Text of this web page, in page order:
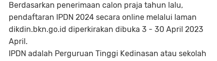
Berdasarkan penerimaan calon praja tahun lalu,
pendaftaran IPDN 2024 secara online melalui laman
dikdin.bkn.go.id diperkirakan dibuka 3 - 30 April 2023
April.
IPDN adalah Perguruan Tinggi Kedinasan atau sekolah